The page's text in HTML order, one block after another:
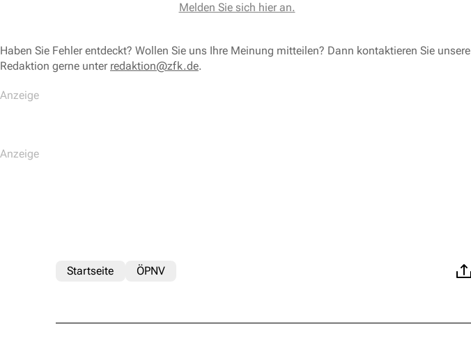
Melden Sie sich hier an.
Haben Sie Fehler entdeckt? Wollen Sie uns Ihre Meinung mitteilen? Dann kontaktieren Sie unsere
Redaktion gerne unter redaktion@zfk.de.
Startseite ÖPNV